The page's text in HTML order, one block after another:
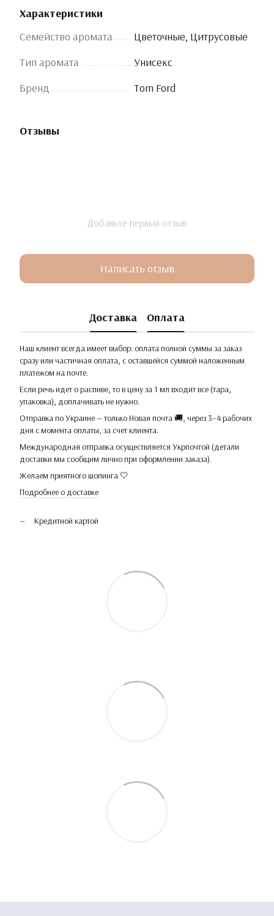
Характеристики
Семейство аромата
Цветочные, Цитрусовые
Тип аромата
Унисекс
Бренд
Tom Ford
Отзывы
Добавьте первый отзыв
Написать отзыв
Доставка Оплата
Наш клиент всегда имеет выбор: оплата полной суммы за заказ
сразу или частичная оплата, с оставшейся суммой наложенным
платежом на почте.
Если речь идет о распиве, то в цену за 1 мл входит все (тара,
упаковка), доплачивать не нужно.
Отправка по Украине — только Новая почта 🚚, через 3–4 рабочих
дня с момента оплаты, за счет клиента.
Международная отправка осуществляется Укрпочтой (детали
доставки мы сообщим лично при оформлении заказа).
Желаем приятного шопинга 🤍
Подробнее о доставке
Кредитной картой